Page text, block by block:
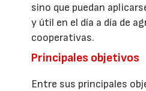
sino que puedan
y útil en el día a día de
cooperativas.
Principales objetivos
Entre sus principales